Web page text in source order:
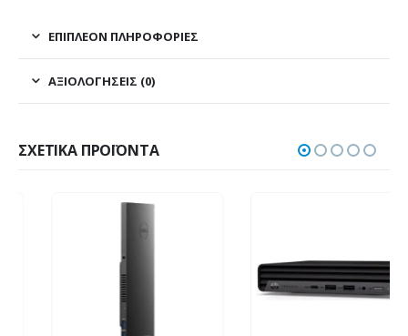
ΕΠΙΠΛΈΟΝ ΠΛΗΡΟΦΟΡΊΕΣ
ΑΞΙΟΛΟΓΉΣΕΙΣ (0)
ΣΧΕΤΙΚΆ ΠΡΟΪΌΝΤΑ